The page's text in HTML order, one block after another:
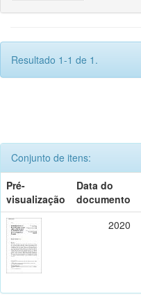
Resultado 1-1 de 1.
Conjunto de itens:
Pré-
visualização
Data do
documento
2020